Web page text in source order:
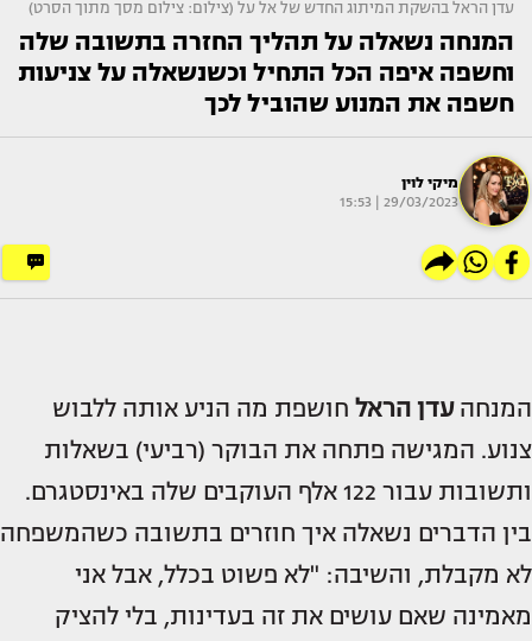
עדן הראל בהשקת המיתוג החדש של אל על (צילום: צילום מסך מתוך הסרט)
המנחה נשאלה על תהליך החזרה בתשובה שלה
וחשפה איפה הכל התחיל וכשנשאלה על צניעות
חשפה את המנוע שהוביל לכך
מיקי לוין
29/03/2023 | 15:53
המנחה עדן הראל חושפת מה הניע אותה ללבוש
צנוע. המגישה פתחה את הבוקר (רביעי) בשאלות
ותשובות עבור 122 אלף העוקבים שלה באינסטגרם.
בין הדברים נשאלה איך חוזרים בתשובה כשהמשפחה
לא מקבלת, והשיבה: "לא פשוט בכלל, אבל אני
מאמינה שאם עושים את זה בעדינות, בלי להציק